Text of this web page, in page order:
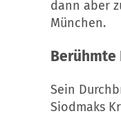
dann aber
München.
Berühmte
Sein
Siodmaks